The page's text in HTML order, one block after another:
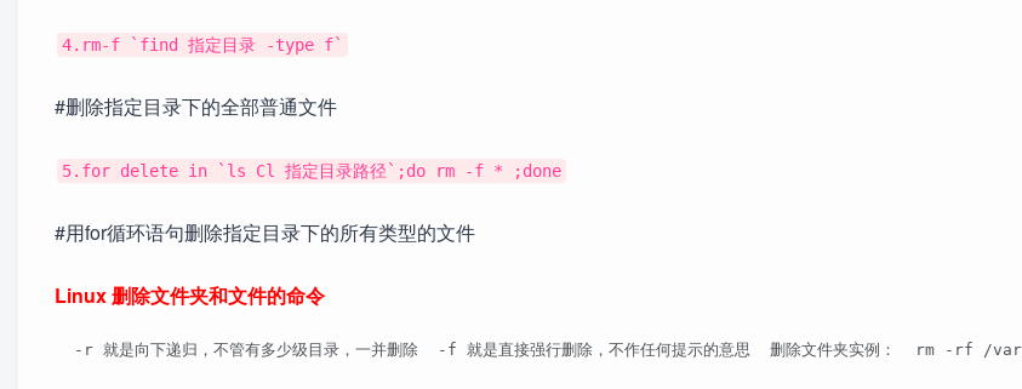
4.rm-f `find 指定目录 -type f`
#删除指定目录下的全部普通文件
5.for delete in `ls Cl 指定目录路径`;do rm -f * ;done
#用for循环语句删除指定目录下的所有类型的文件
Linux 删除文件夹和文件的命令
-r 就是向下递归，不管有多少级目录，一并删除  -f 就是直接强行删除，不作任何提示的意思  删除文件夹实例：  rm